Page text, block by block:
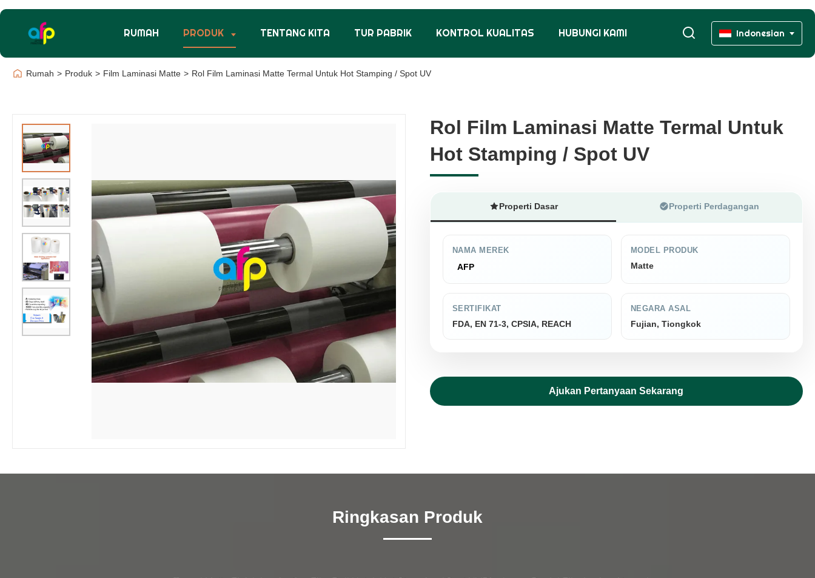
RUMAH PRODUK TENTANG KITA TUR PABRIK KONTROL KUALITAS HUBUNGI KAMI Indonesian
Rumah > Produk > Film Laminasi Matte > Rol Film Laminasi Matte Termal Untuk Hot Stamping / Spot UV
Rol Film Laminasi Matte Termal Untuk
Hot Stamping / Spot UV
Rol Film Laminasi Matte Termal Untuk
Hot Stamping / Spot UV
Properti Dasar Properti Perdagangan
NAMA MEREK
AFP
MODEL PRODUK
Matte
SERTIFIKAT
FDA, EN 71-3, CPSIA, REACH
NEGARA ASAL
Fujian, Tiongkok
Ajukan Pertanyaan Sekarang
Ringkasan Produk